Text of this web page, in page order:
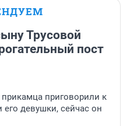
Трусовой
пост
прикамца приговорили к
его девушки, сейчас он